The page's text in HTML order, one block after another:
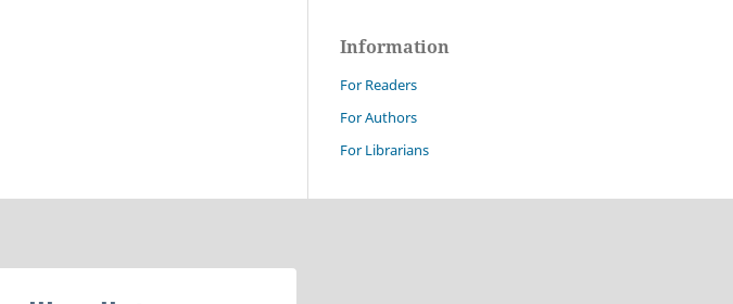
Information
For Readers
For Authors
For Librarians